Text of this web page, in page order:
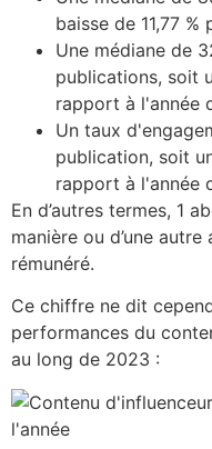
baisse de 11,77
Une médiane de
publications, soit
rapport à l'année
Un taux
publication, soit
rapport à l'année
En d’autres termes, 1
manière ou d’une
rémunéré.
Ce chiffre ne dit
performances du
au long de 2023 :